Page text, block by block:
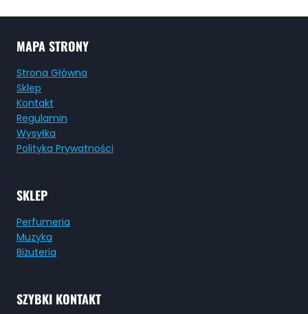
MAPA STRONY
Strona Główna
Sklep
Kontakt
Regulamin
Wysyłka
Polityka Prywatności
SKLEP
Perfumeria
Muzyka
Biżuteria
SZYBKI KONTAKT